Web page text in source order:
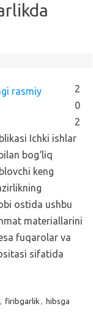
2
0
2
Ichki ishlar
bog‘liq
keng
ostida ushbu
materiallarini
fuqarolar va
sifatida
, firibgarlik , hibsga